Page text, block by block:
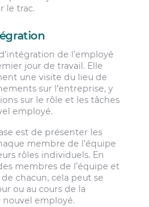
le trac.
de l’employé
jour de travail. Elle
une visite du lieu de
sur l’entreprise, y
sur le rôle et les tâches
employé.
est de présenter les
membre de l’équipe
rôles individuels. En
membres de l’équipe et
chacun, cela peut se
ou au cours de la
employé.